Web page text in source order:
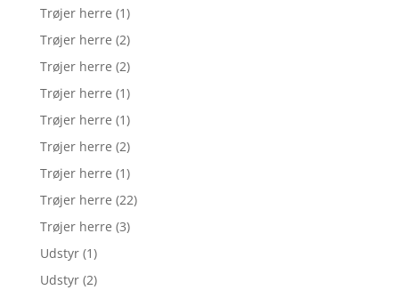
Trøjer herre (1)
Trøjer herre (2)
Trøjer herre (2)
Trøjer herre (1)
Trøjer herre (1)
Trøjer herre (2)
Trøjer herre (1)
Trøjer herre (22)
Trøjer herre (3)
Udstyr (1)
Udstyr (2)